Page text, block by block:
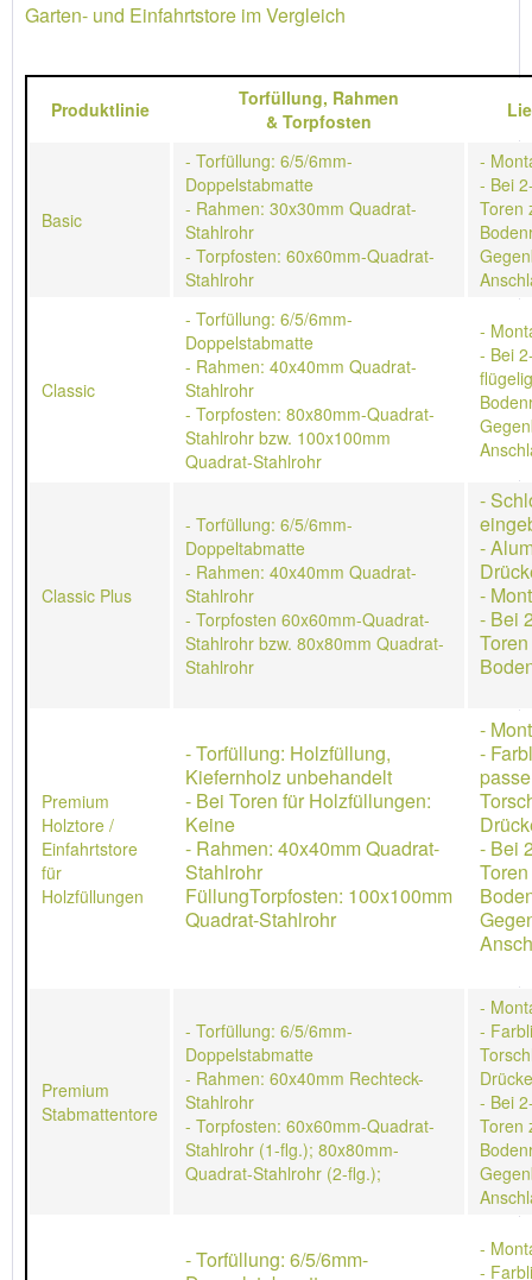
Garten- und Einfahrtstore im Vergleich
Produktlinie Torfüllung, Rahmen
& Torpfosten
Basic
- Torfüllung: 6/5/6mm-
Doppelstabmatte
- Rahmen: 30x30mm Quadrat-
Stahlrohr
- Torpfosten: 60x60mm-Quadrat-
Stahlrohr
-
- Bei
Toren
Classic
- Torfüllung: 6/5/6mm-
Doppelstabmatte
- Rahmen: 40x40mm Quadrat-
Stahlrohr
- Torpfosten: 80x80mm-Quadrat-
Stahlrohr bzw. 100x100mm
Quadrat-Stahlrohr
-
- Bei
Classic Plus
- Torfüllung: 6/5/6mm-
Doppeltabmatte
- Rahmen: 40x40mm Quadrat-
Stahlrohr
- Torpfosten 60x60mm-Quadrat-
Stahlrohr bzw. 80x80mm Quadrat-
Stahlrohr
-
-
-
- Bei
Premium
Holztore /
Einfahrtstore
für
Holzfüllungen
- Torfüllung: Holzfüllung,
Kiefernholz unbehandelt
- Bei Toren für Holzfüllungen:
Keine
- Rahmen: 40x40mm Quadrat-
Stahlrohr
FüllungTorpfosten: 100x100mm
Quadrat-Stahlrohr
-
-
- Bei
Premium
Stabmattentore
- Torfüllung: 6/5/6mm-
Doppelstabmatte
- Rahmen: 60x40mm Rechteck-
Stahlrohr
- Torpfosten: 60x60mm-Quadrat-
Stahlrohr (1-flg.); 80x80mm-
Quadrat-Stahlrohr (2-flg.);
-
-
- Bei
Toren
- Torfüllung: 6/5/6mm-
-
-